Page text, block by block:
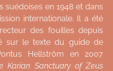
en 1948 et dans
internationale. Il a été
des fouilles depuis
sur le texte du guide de
Hellström en 2007
Karian Sanctuary of Zeus